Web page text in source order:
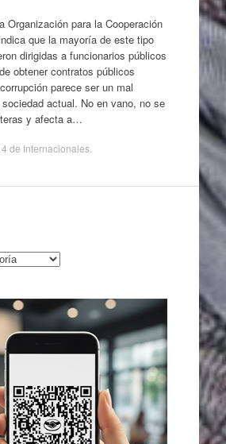
Organización para la Cooperación
que la mayoría de este tipo
dirigidas a funcionarios públicos
obtener contratos públicos
parece ser un mal
actual. No en vano, no se
y afecta a…
de Internacionales.